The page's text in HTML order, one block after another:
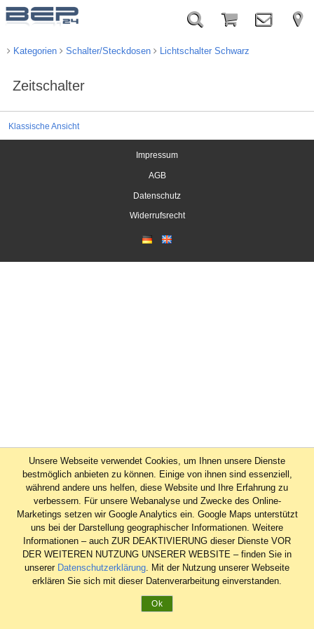
Kategorien Schalter/Steckdosen Lichtschalter Schwarz
Zeitschalter
Klassische Ansicht
Impressum
AGB
Datenschutz
Widerrufsrecht
Unsere Webseite verwendet Cookies, um Ihnen unsere Dienste
bestmöglich anbieten zu können. Einige von ihnen sind essenziell,
während andere uns helfen, diese Website und Ihre Erfahrung zu
verbessern. Für unsere Webanalyse und Zwecke des Online-
Marketings setzen wir Google Analytics ein. Google Maps unterstützt
uns bei der Darstellung geographischer Informationen. Weitere
Informationen – auch ZUR DEAKTIVIERUNG dieser Dienste VOR
DER WEITEREN NUTZUNG UNSERER WEBSITE – finden Sie in
unserer Datenschutzerklärung. Mit der Nutzung unserer Webseite
erklären Sie sich mit dieser Datenverarbeitung einverstanden.
Ok